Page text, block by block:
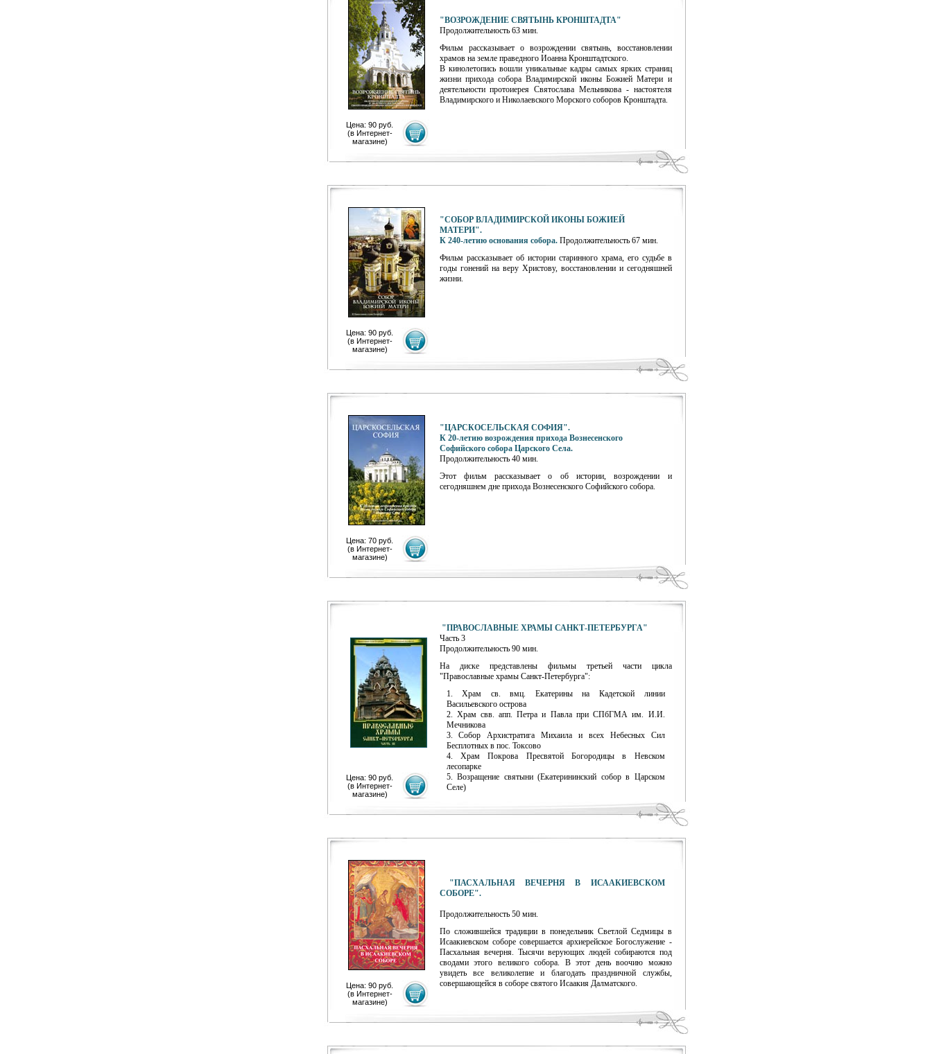
"ВОЗРОЖДЕНИЕ СВЯТЫНЬ КРОНШТАДТА"
Продолжительность 63 мин.
Фильм рассказывает о возрождении святынь, восстановлении
храмов на земле праведного Иоанна Кронштадтского.
В кинолетопись вошли уникальные кадры самых ярких страниц
жизни прихода собора Владимирской иконы Божией Матери и
деятельности протоиерея Святослава Мельникова - настоятеля
Владимирского и Николаевского Морского соборов Кронштадта.
Цена: 90 руб.
(в Интернет-
магазине)
"СОБОР ВЛАДИМИРСКОЙ ИКОНЫ БОЖИЕЙ
МАТЕРИ".
К 240-летию основания собора. Продолжительность 67 мин.
Фильм рассказывает об истории старинного храма, его судьбе в
годы гонений на веру Христову, восстановлении и сегодняшней
жизни.
Цена: 90 руб.
(в Интернет-
магазине)
"ЦАРСКОСЕЛЬСКАЯ СОФИЯ".
К 20-летию возрождения прихода Вознесенского
Софийского собора Царского Села.
Продолжительность 40 мин.
Этот фильм рассказывает о об истории, возрождении и
сегодняшнем дне прихода Вознесенского Софийского собора.
Цена: 70 руб.
(в Интернет-
магазине)
"ПРАВОСЛАВНЫЕ ХРАМЫ САНКТ-ПЕТЕРБУРГА"
Часть 3
Продолжительность 90 мин.
На диске представлены фильмы третьей части цикла
"Православные храмы Санкт-Петербурга":
1. Храм св. вмц. Екатерины на Кадетской линии
Васильевского острова
2. Храм свв. апп. Петра и Павла при СПбГМА им. И.И.
Мечникова
3. Собор Архистратига Михаила и всех Небесных Сил
Бесплотных в пос. Токсово
4. Храм Покрова Пресвятой Богородицы в Невском
лесопарке
5. Возращение святыни (Екатерининский собор в Царском
Селе)
Цена: 90 руб.
(в Интернет-
магазине)
"ПАСХАЛЬНАЯ ВЕЧЕРНЯ В ИСААКИЕВСКОМ
СОБОРЕ".
Продолжительность 50 мин.
По сложившейся традиции в понедельник Светлой Седмицы в
Исаакиевском соборе совершается архиерейское Богослужение -
Пасхальная вечерня. Тысячи верующих людей собираются под
сводами этого великого собора. В этот день воочию можно
увидеть все великолепие и благодать праздничной службы,
совершающейся в соборе святого Исаакия Далматского.
Цена: 90 руб.
(в Интернет-
магазине)